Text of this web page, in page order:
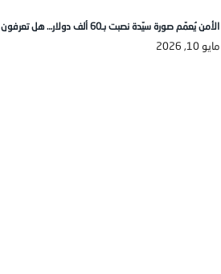
الأمن يُعمّم صورة سيّدة نصبت بـ60 ألف دولار… هل تعرفون مكانها؟
مايو 10, 2026